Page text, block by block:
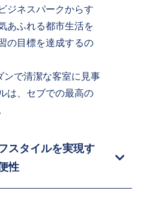
ジネスパークからす
あふれる都市生活を
の目標を達成するの
ンで清潔な客室に見事
は、セブでの最高の
スタイルを実現す
性